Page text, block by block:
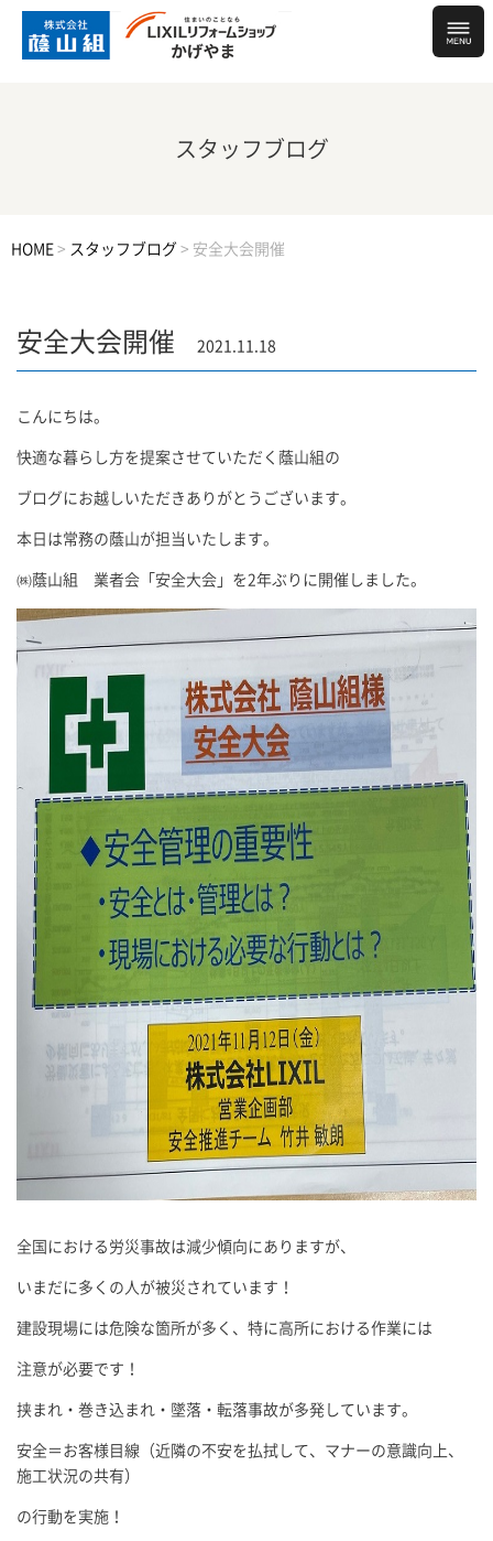
スタッフブログ
HOME > スタッフブログ > 安全大会開催
安全大会開催 2021.11.18
こんにちは。
快適な暮らし方を提案させていただく蔭山組の
ブログにお越しいただきありがとうございます。
本日は常務の蔭山が担当いたします。
㈱蔭山組 業者会「安全大会」を2年ぶりに開催しました。
全国における労災事故は減少傾向にありますが、
いまだに多くの人が被災されています！
建設現場には危険な箇所が多く、特に高所における作業には
注意が必要です！
挟まれ・巻き込まれ・墜落・転落事故が多発しています。
安全＝お客様目線（近隣の不安を払拭して、マナーの意識向上、
施工状況の共有）
の行動を実施！